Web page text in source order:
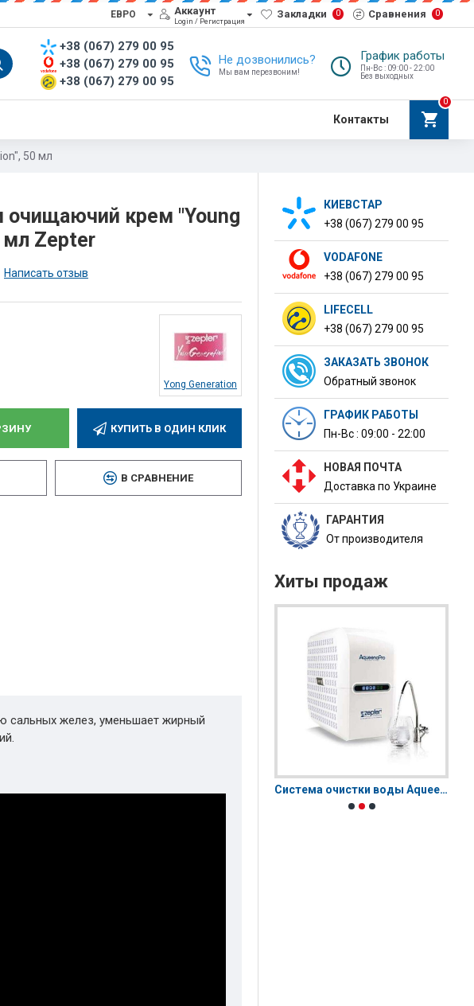
ЕВРО Аккаунт
Login / Регистрация
Закладки 0 Сравнения 0
+38 (067) 279 00 95
+38 (067) 279 00 95
+38 (067) 279 00 95
Не дозвонились?
Мы вам перезвоним!
График работы
Пн-Вс : 09:00 - 22:00
Без выходных
Контакты
0
50 мл
крем "Young
мл Zepter
Написать отзыв
Yong Generation
КУПИТЬ В ОДИН КЛИК
В СРАВНЕНИЕ
сальных желез, уменьшает жирный
КИЕВСТАР
+38 (067) 279 00 95
VODAFONE
+38 (067) 279 00 95
LIFECELL
+38 (067) 279 00 95
ЗАКАЗАТЬ ЗВОНОК
Обратный звонок
ГРАФИК РАБОТЫ
Пн-Вс : 09:00 - 22:00
НОВАЯ ПОЧТА
Доставка по Украине
ГАРАНТИЯ
От производителя
Хиты продаж
Система очистки воды Aqueena PRO